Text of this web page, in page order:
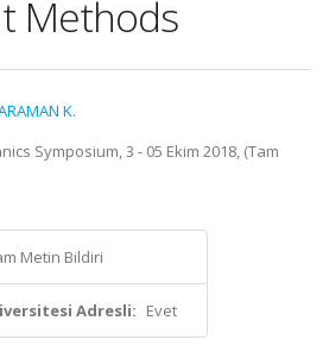
Methods
K.
Symposium, 3 - 05 Ekim 2018, (Tam
Metin Bildiri
Adresli: Evet